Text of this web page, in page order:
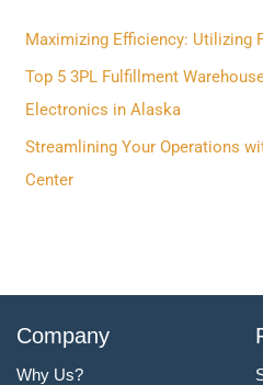
f
o
r
:
Maximizing Efficiency: Utilizing
Top 5 3PL Fulfillment
Electronics in Alaska
Streamlining Your Operations
Center
Company
Why Us?